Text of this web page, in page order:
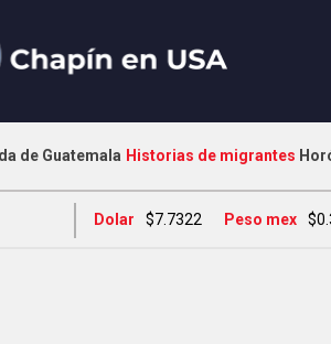
de Guatemala Historias de migrantes
Dolar $7.7322 Peso mex